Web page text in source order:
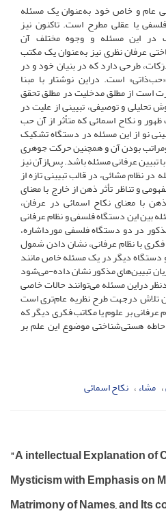
عام و خاص خود به‌عنوان یک مسئله
یا عقلی مطرح است. تاکنون نیز
در این مسئله و وجوه مختلف آن
عرفان نظری نیز به‌عنوان یک مکتب
طرحی دارد که در بنیان خود و در
است. دراین نوشتار با مبنا
است از مطلق مدخلیت در مطلق تحقق
و توصیفی، تبیینی از علیت در
ظهور و نکاح اسمائی که متأثر از آن حب
نو از این مسئله در دستگاه تشکیک
بودن آن و همچنین حرکت جوهری
تبیین عرفانی مسئله باشد. پس‌ازآن نیز
در نظام مشائی، در قالب تبیینی تازه از
و تناظر تأثر ذهن از خارج با معنای
با معنای نکاح اسمائی در عرفان،
بین این دستگاه فلسفی و نظام عرفانی
در دو دستگاه فلسفی مورداشاره،
با نظام عرفانی، نشان دادن شمول
دستگاه دیگر در یک مسئله خاص مانند
تبیین‌های مذکور نشان داده-می‌شود
دراین مسئله می‌توانند حالات خاصی
تلاش درجهت طرح نظریه عام‌تری است
بر علوم یا مکاتب فکری دیگر که
هستی‌شناختی موضوع این علم بر
مشاء نکاح اسمائی
"A intellectual Explanation of
Mysticism with Emphasis on
Matrimony of Names, and Its